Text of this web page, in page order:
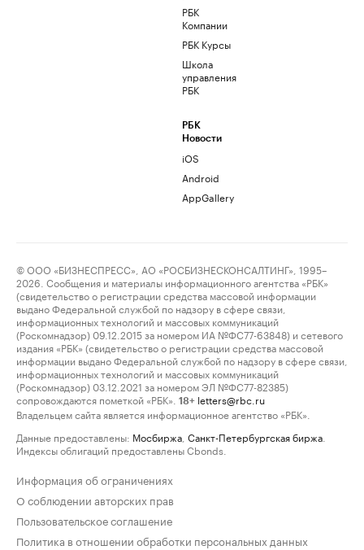
РБК
Компании
РБК Курсы
Школа
управления
РБК
РБК
Новости
iOS
Android
AppGallery
© ООО «БИЗНЕСПРЕСС», АО «РОСБИЗНЕСКОНСАЛТИНГ», 1995–
2026. Сообщения и материалы информационного агентства «РБК»
(свидетельство о регистрации средства массовой информации
выдано Федеральной службой по надзору в сфере связи,
информационных технологий и массовых коммуникаций
(Роскомнадзор) 09.12.2015 за номером ИА №ФС77-63848) и сетевого
издания «РБК» (свидетельство о регистрации средства массовой
информации выдано Федеральной службой по надзору в сфере связи,
информационных технологий и массовых коммуникаций
(Роскомнадзор) 03.12.2021 за номером ЭЛ №ФС77-82385)
сопровождаются пометкой «РБК».
18+ letters@rbc.ru
Владельцем сайта является информационное агентство «РБК».
Данные предоставлены: Мосбиржа Санкт-Петербургская биржа
Индексы облигаций предоставлены Cbonds.
Информация об ограничениях
О соблюдении авторских прав
Пользовательское соглашение
Политика в отношении обработки персональных данных